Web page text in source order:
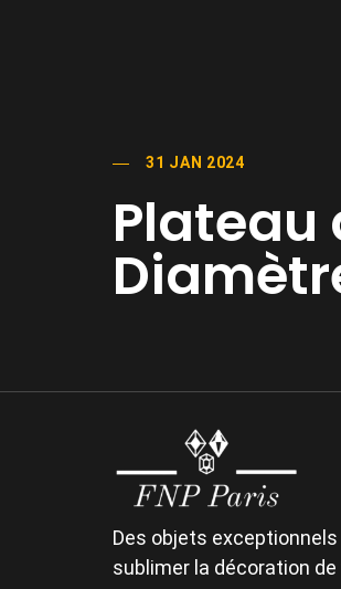
31 JAN 2024
Plateau
Des objets
sublimer la décoration